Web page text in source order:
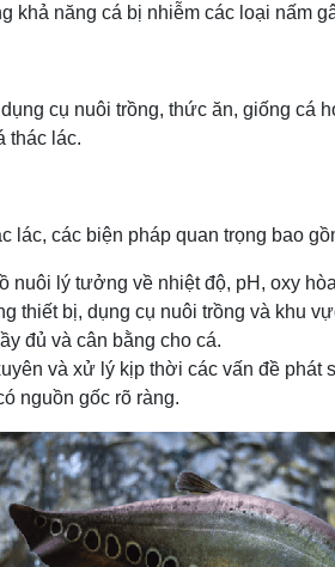
khả năng cá bị nhiễm các loại nấm
cụ nuôi trồng, thức ăn, giống cá
thác lác.
lác, các biện pháp quan trọng bao
nuôi lý tưởng về nhiệt độ, pH, oxy
thiết bị, dụng cụ nuôi trồng và khu
đủ và cân bằng cho cá.
và xử lý kịp thời các vấn đề phát
nguồn gốc rõ ràng.